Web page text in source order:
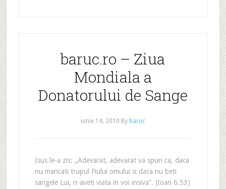
baruc.ro – Ziua
Mondiala a
Donatorului de Sange
iunie 14, 2010 By baruc
Isus le-a zis: „Adevarat, adevarat va spun ca, daca
nu mancati trupul Fiului omului si daca nu beti
sangele Lui, n-aveti viata in voi insiva”. (Ioan 6.53)